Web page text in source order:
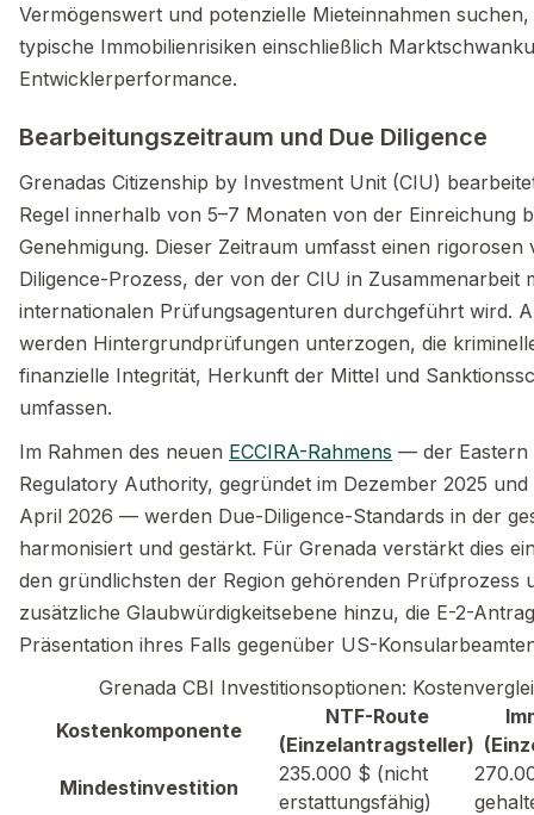
Vermögenswert und potenzielle Mieteinnahmen
typische Immobilienrisiken einschließlich
Entwicklerperformance.
Bearbeitungszeitraum und Due Diligence
Grenadas Citizenship by Investment Unit (CIU)
Regel innerhalb von 5–7 Monaten von der Einreichung
Genehmigung. Dieser Zeitraum umfasst einen rigorosen
Diligence-Prozess, der von der CIU in Zusammenarbeit
internationalen Prüfungsagenturen durchgeführt wird.
werden Hintergrundprüfungen unterzogen, die
finanzielle Integrität, Herkunft der Mittel und
umfassen.
Im Rahmen des neuen ECCIRA-Rahmens — der Eastern
Regulatory Authority, gegründet im Dezember 2025
April 2026 — werden Due-Diligence-Standards in der
harmonisiert und gestärkt. Für Grenada verstärkt dies
den gründlichsten der Region gehörenden Prüfprozess
zusätzliche Glaubwürdigkeitsebene hinzu, die E-2-
Präsentation ihres Falls gegenüber US-
Grenada CBI Investitionsoptionen:
Kostenkomponente
NTF-Route
(Einzelantragsteller)
Mindestinvestition
235.000 $ (nicht
erstattungsfähig)